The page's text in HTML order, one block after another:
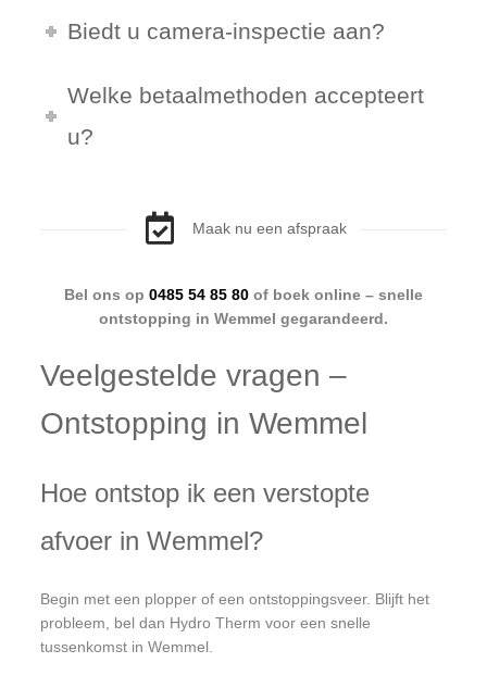
Biedt u camera-inspectie aan?
Welke betaalmethoden accepteert
u?
Maak nu een afspraak
Bel ons op 0485 54 85 80 of boek online – snelle
ontstopping in Wemmel gegarandeerd.
Veelgestelde vragen –
Ontstopping in Wemmel
Hoe ontstop ik een verstopte
afvoer in Wemmel?
Begin met een plopper of een ontstoppingsveer. Blijft het
probleem, bel dan Hydro Therm voor een snelle
tussenkomst in Wemmel.